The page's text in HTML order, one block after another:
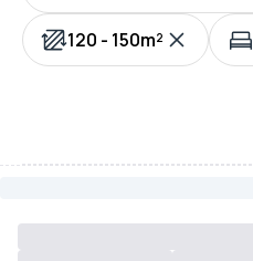
120 - 150m²